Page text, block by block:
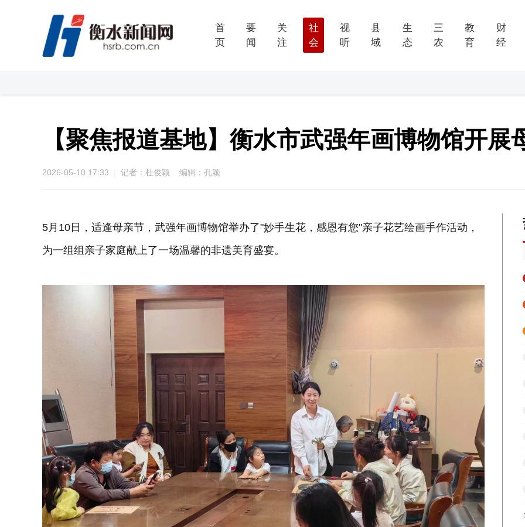
首
页
要
闻
关
注
社
会
视
听
县
域
生
态
三
农
教
育
财
经
【聚焦报道基地】衡水市武强年画博物馆开展
2026-05-10 17:33 记者：杜俊颖 编辑：孔颖
5月10日，适逢母亲节，武强年画博物馆举办了"妙手生花，感恩有您"亲子花艺绘画手作活动，
为一组组亲子家庭献上了一场温馨的非遗美育盛宴。